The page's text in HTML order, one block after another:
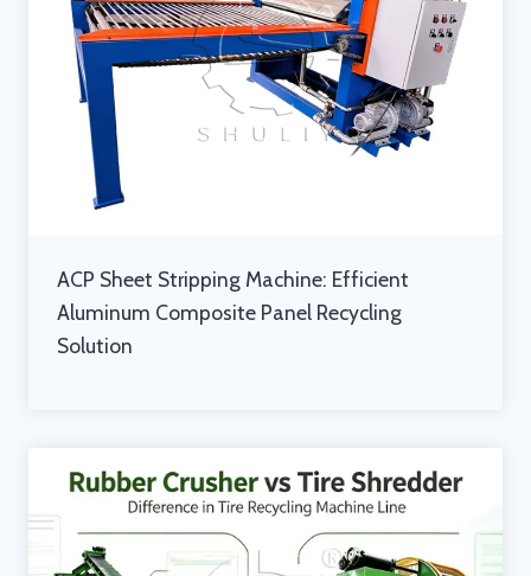
ACP Sheet Stripping Machine: Efficient
Aluminum Composite Panel Recycling
Solution